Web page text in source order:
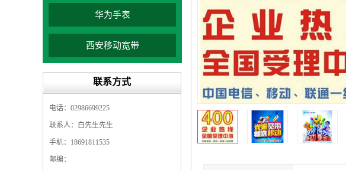
华为手表
西安移动宽带
联系方式
电话：02986699225
联系人：白先生先生
手机：18691811535
邮编：